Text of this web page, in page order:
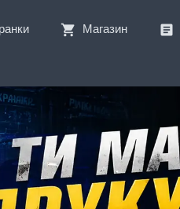
shopping_cart Магазин article